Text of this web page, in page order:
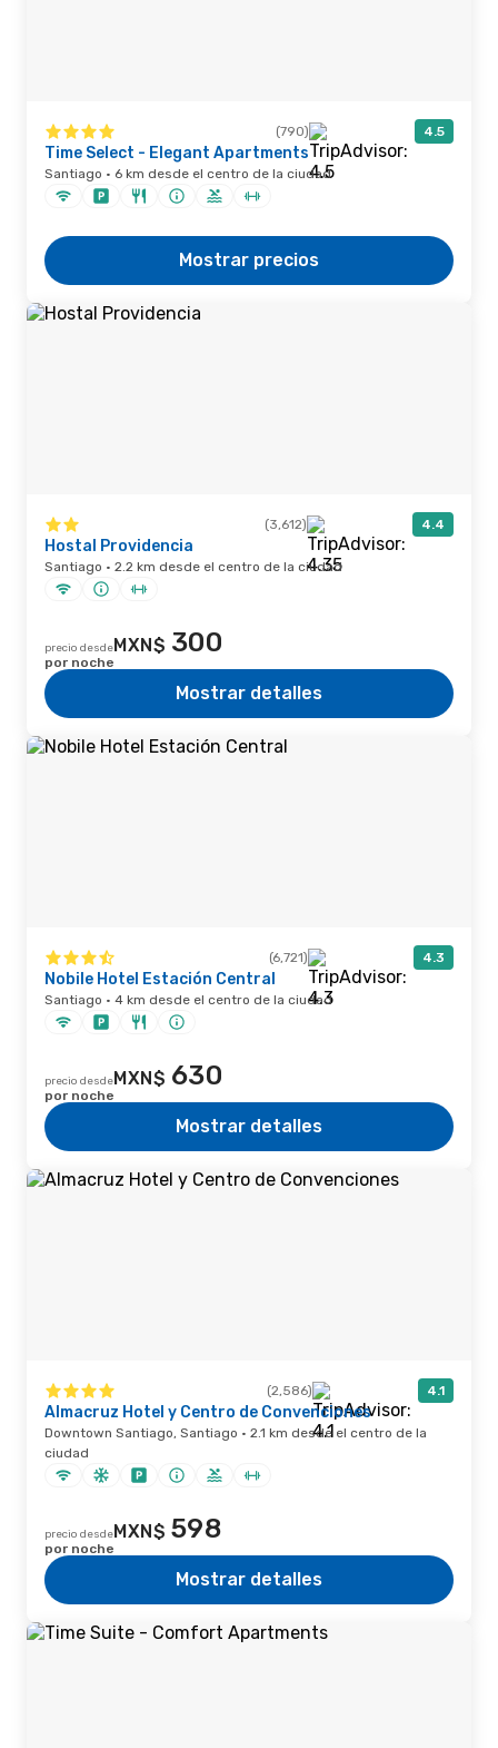
(790) 4.5
Time Select - Elegant Apartments
Santiago · 6 km desde el centro de la ciudad
Mostrar precios
(3,612) 4.4
Hostal Providencia
Santiago · 2.2 km desde el centro de la ciudad
precio desdeMXN$ 300
por noche
Mostrar detalles
(6,721) 4.3
Nobile Hotel Estación Central
Santiago · 4 km desde el centro de la ciudad
precio desdeMXN$ 630
por noche
Mostrar detalles
(2,586) 4.1
Almacruz Hotel y Centro de Convenciones
Downtown Santiago, Santiago · 2.1 km desde el centro de la
ciudad
precio desdeMXN$ 598
por noche
Mostrar detalles